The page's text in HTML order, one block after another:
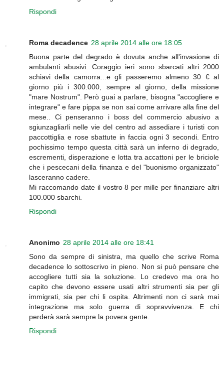
Rispondi
Roma decadence 28 aprile 2014 alle ore 18:05
Buona parte del degrado è dovuta anche all'invasione di
ambulanti abusivi. Coraggio..ieri sono sbarcati altri 2000
schiavi della camorra...e gli passeremo almeno 30 € al
giorno più i 300.000, sempre al giorno, della missione
"mare Nostrum". Però guai a parlare, bisogna "accogliere e
integrare" e fare pippa se non sai come arrivare alla fine del
mese.. Ci penseranno i boss del commercio abusivo a
sgiunzagliarli nelle vie del centro ad assediare i turisti con
paccottiglia e rose sbattute in faccia ogni 3 secondi. Entro
pochissimo tempo questa città sarà un inferno di degrado,
escrementi, disperazione e lotta tra accattoni per le briciole
che i pescecani della finanza e del "buonismo organizzato"
lasceranno cadere.
Mi raccomando date il vostro 8 per mille per finanziare altri
100.000 sbarchi.
Rispondi
Anonimo 28 aprile 2014 alle ore 18:41
Sono da sempre di sinistra, ma quello che scrive Roma
decadence lo sottoscrivo in pieno. Non si può pensare che
accogliere tutti sia la soluzione. Lo credevo ma ora ho
capito che devono essere usati altri strumenti sia per gli
immigrati, sia per chi li ospita. Altrimenti non ci sarà mai
integrazione ma solo guerra di sopravvivenza. E chi
perderà sarà sempre la povera gente.
Rispondi